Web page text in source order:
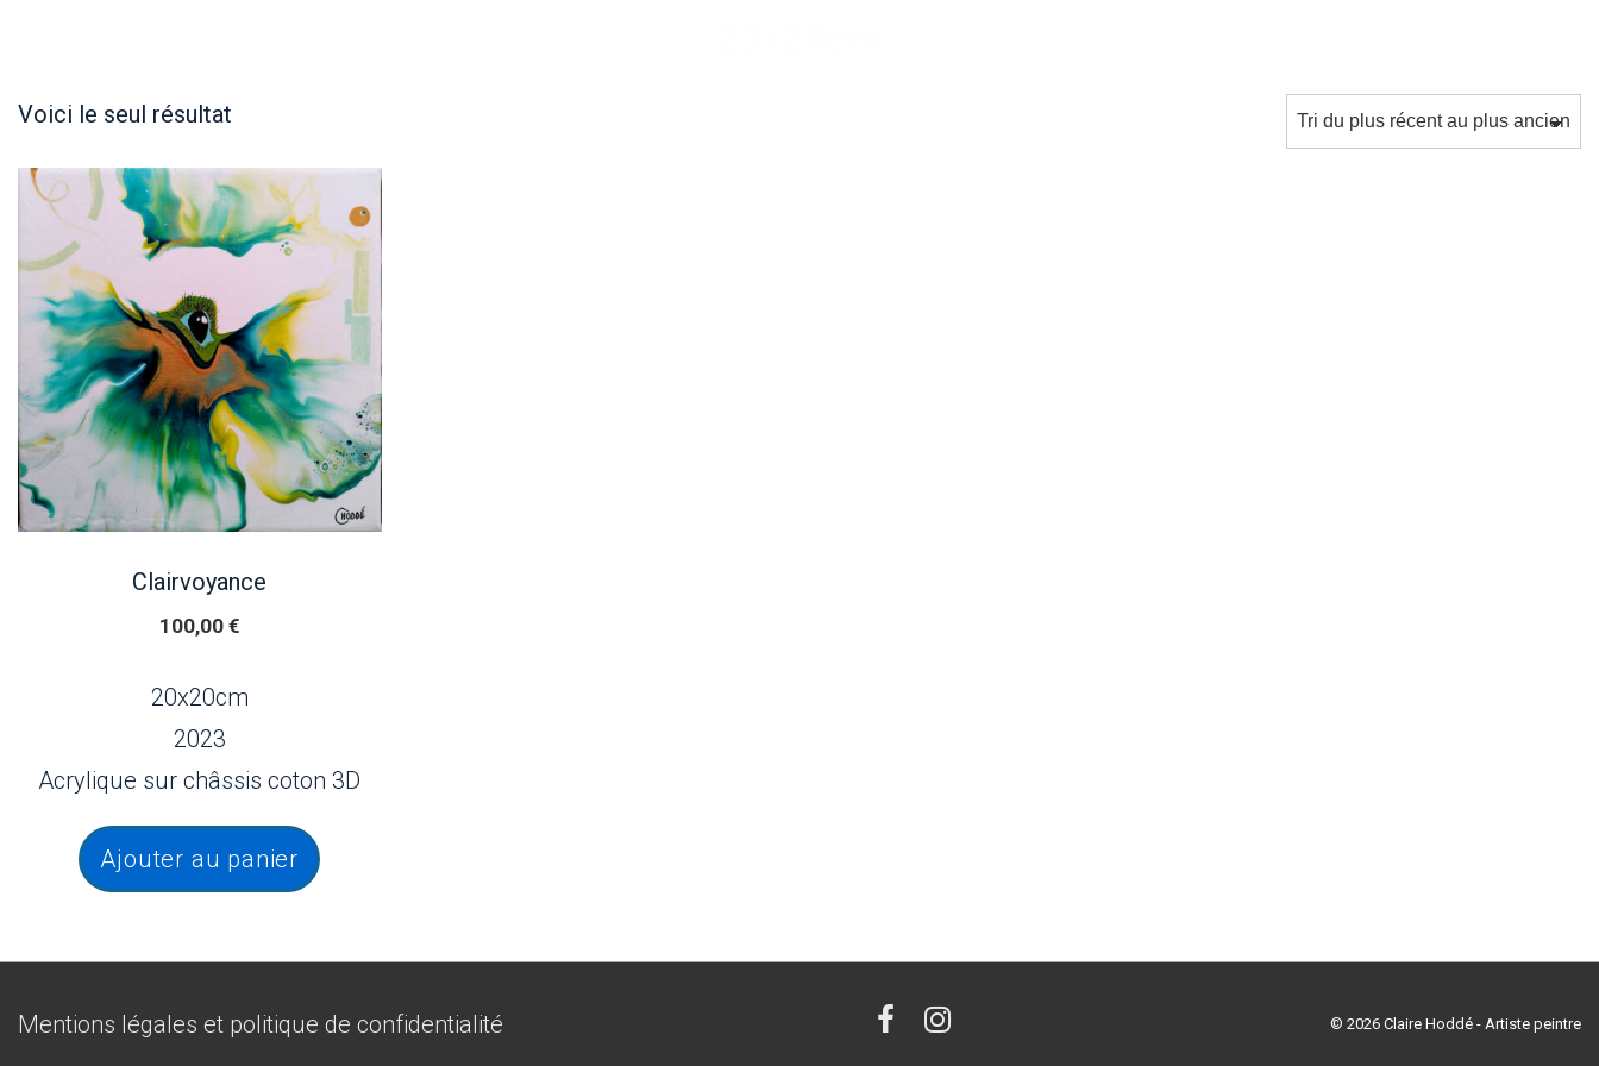
Voici le seul résultat
Clairvoyance
100,00 €
20x20cm
2023
Acrylique sur châssis coton 3D
Ajouter au panier
Menu
Mentions légales et politique de confidentialité © 2026 Claire Hoddé - Artiste peintre